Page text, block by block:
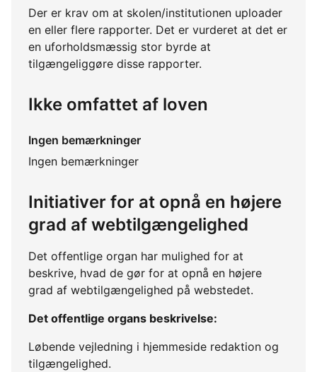
Der er krav om at skolen/institutionen uploader
en eller flere rapporter. Det er vurderet at det er
en uforholdsmæssig stor byrde at
tilgængeliggøre disse rapporter.
Ikke omfattet af loven
Ingen bemærkninger
Ingen bemærkninger
Initiativer for at opnå en højere
grad af webtilgængelighed
Det offentlige organ har mulighed for at
beskrive, hvad de gør for at opnå en højere
grad af webtilgængelighed på webstedet.
Det offentlige organs beskrivelse:
Løbende vejledning i hjemmeside redaktion og
tilgængelighed.